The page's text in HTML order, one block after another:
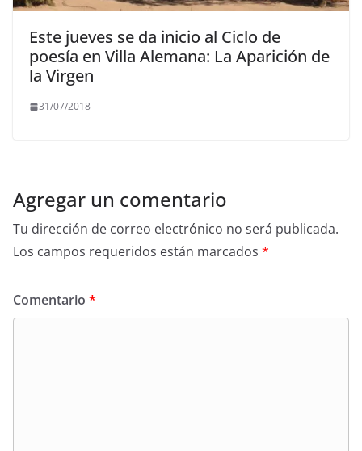
Este jueves se da inicio al Ciclo de
poesía en Villa Alemana: La Aparición de
la Virgen
31/07/2018
Agregar un comentario
Tu dirección de correo electrónico no será publicada.
Los campos requeridos están marcados *
Comentario *